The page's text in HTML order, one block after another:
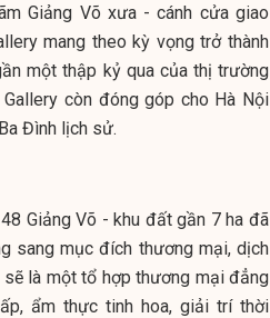
Giảng Võ xưa - cánh cửa giao
mang theo kỳ vọng trở thành
một thập kỷ qua của thị trường
còn đóng góp cho Hà Nội
Đình lịch sử.
Giảng Võ - khu đất gần 7 ha đã
sang mục đích thương mại, dịch
là một tổ hợp thương mại đẳng
ẩm thực tinh hoa, giải trí thời